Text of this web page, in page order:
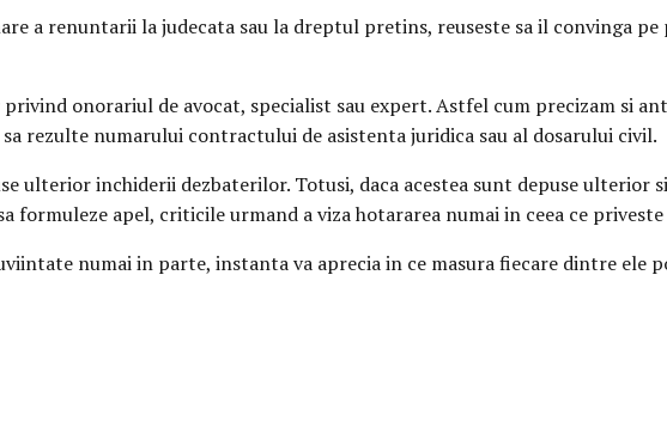
a renuntarii la judecata sau la dreptul pretins, reuseste sa il convinga
onorariul de avocat, specialist sau expert. Astfel cum precizam si
rezulte numarului contractului de asistenta juridica sau al dosarului civil.
ulterior inchiderii dezbaterilor. Totusi, daca acestea sunt depuse ulterior
formuleze apel, criticile urmand a viza hotararea numai in ceea ce
numai in parte, instanta va aprecia in ce masura fiecare dintre ele